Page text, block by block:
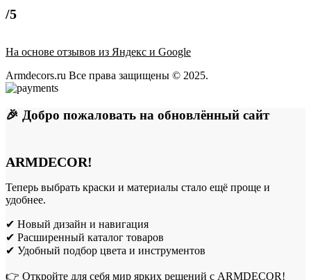
/5
На основе отзывов из Яндекс и Google
Armdecors.ru Все права защищены © 2025. ​
🎉 Добро пожаловать на обновлённый сайт
ARMDECOR!
Теперь выбрать краски и материалы стало ещё проще и
удобнее.
✔ Новый дизайн и навигация
✔ Расширенный каталог товаров
✔ Удобный подбор цвета и инструментов
👉 Откройте для себя мир ярких решений с ARMDECOR!